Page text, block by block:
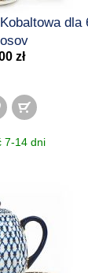
dla
zł